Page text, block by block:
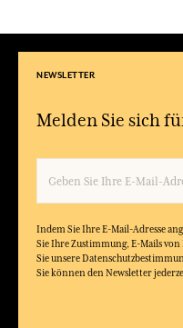
NEWSLETTER
Melden Sie sich
Indem Sie Ihre E-Mail-Adresse
Sie Ihre Zustimmung, E-Mails von
Sie unsere
Sie können den Newsletter